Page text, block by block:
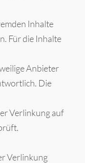
Inhalte
Für die Inhalte
Anbieter
Die
Verlinkung auf
Verlinkung